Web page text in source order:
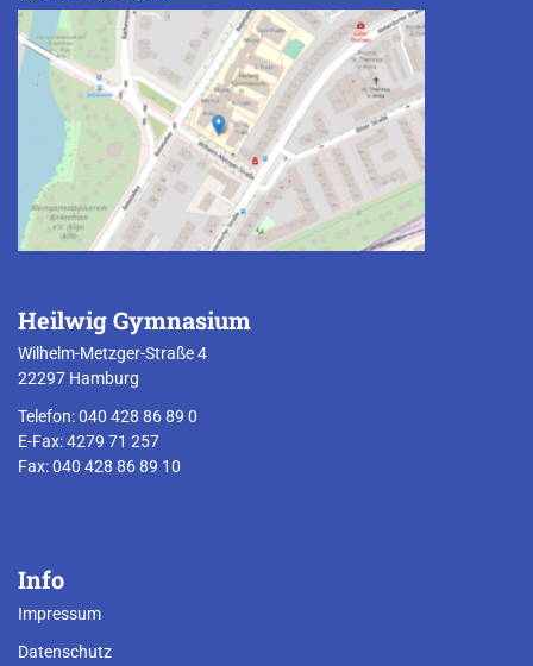
Heilwig Gymnasium
Wilhelm-Metzger-Straße 4
22297 Hamburg
Telefon: 040 428 86 89 0
E-Fax: 4279 71 257
Fax: 040 428 86 89 10
Info
Impressum
Datenschutz